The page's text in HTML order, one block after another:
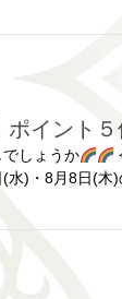
ポイント
しょうか
(水)・8月8日(木